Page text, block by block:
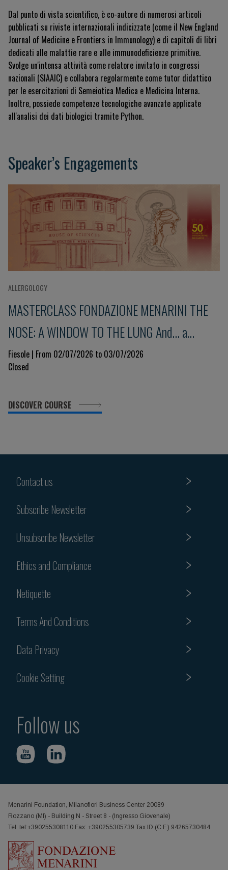
Dal punto di vista scientifico, è co-autore di numerosi articoli
pubblicati su riviste internazionali indicizzate (come il New England
Journal of Medicine e Frontiers in Immunology) e di capitoli di libri
dedicati alle malattie rare e alle immunodeficienze primitive.
Svolge un'intensa attività come relatore invitato in congressi
nazionali (SIAAIC) e collabora regolarmente come tutor didattico
per le esercitazioni di Semeiotica Medica e Medicina Interna.
Inoltre, possiede competenze tecnologiche avanzate applicate
all'analisi dei dati biologici tramite Python.
Speaker’s Engagements
ALLERGOLOGY
MASTERCLASS FONDAZIONE MENARINI THE
NOSE: A WINDOW TO THE LUNG And... a
glimpse into the immune system 9th Edition
Fiesole | From 02/07/2026 to 03/07/2026
Closed
DISCOVER COURSE
Contact us
Subscribe Newsletter
Unsubscribe Newsletter
Ethics and Compliance
Netiquette
Terms And Conditions
Data Privacy
Cookie Setting
Follow us
Menarini Foundation, Milanofiori Business Center 20089
Rozzano (MI) - Building N - Street 8 - (Ingresso Giovenale)
Tel. tel:+390255308110 Fax: +390255305739 Tax ID (C.F.) 94265730484